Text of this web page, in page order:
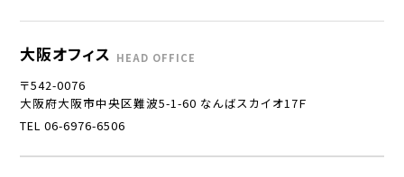
大阪オフィス HEAD OFFICE
〒542-0076
大阪府大阪市中央区難波5-1-60 なんばスカイオ17Ｆ
TEL 06-6976-6506